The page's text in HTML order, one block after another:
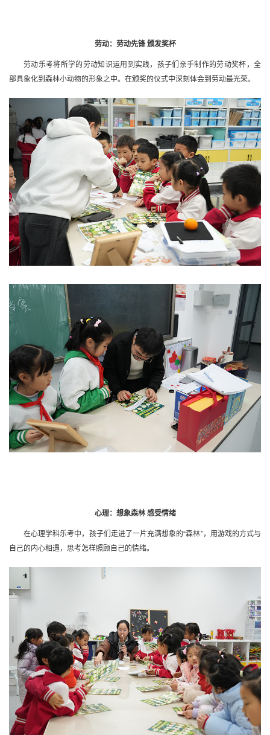
劳动：劳动先锋 颁发奖杯
劳动乐考将所学的劳动知识运用到实践，孩子们亲手制作的劳动奖杯，全
部具象化到森林小动物的形象之中。在颁奖的仪式中深刻体会到劳动最光荣。
心理：想象森林 感受情绪
在心理学科乐考中，孩子们走进了一片充满想象的“森林”，用游戏的方式与
自己的内心相遇，思考怎样照顾自己的情绪。